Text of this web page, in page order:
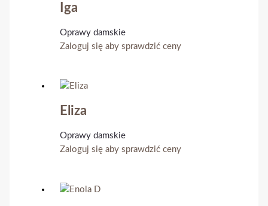
Iga
Oprawy damskie
Zaloguj się aby sprawdzić ceny
Eliza
Oprawy damskie
Zaloguj się aby sprawdzić ceny